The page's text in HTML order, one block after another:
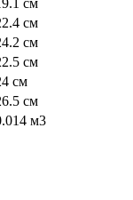
см
см
см
см
см
см
м3